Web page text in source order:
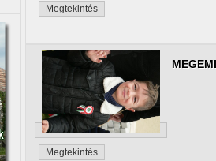
Megtekintés
Megtekintés